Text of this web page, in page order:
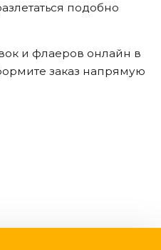
подобно
и флаеров онлайн в
заказ напрямую